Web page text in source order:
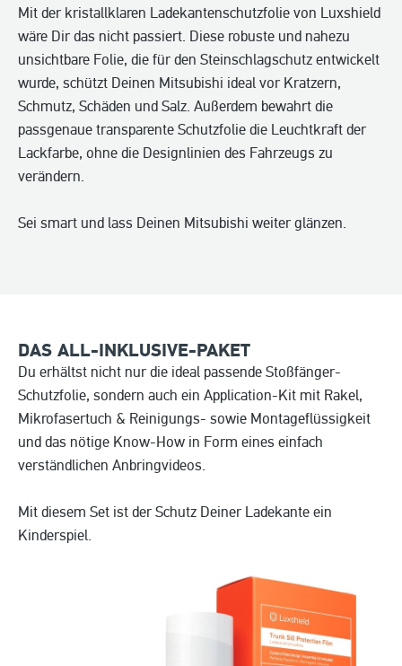
Mit der kristallklaren Ladekantenschutzfolie von Luxshield
wäre Dir das nicht passiert. Diese robuste und nahezu
unsichtbare Folie, die für den Steinschlagschutz entwickelt
wurde, schützt Deinen Mitsubishi ideal vor Kratzern,
Schmutz, Schäden und Salz. Außerdem bewahrt die
passgenaue transparente Schutzfolie die Leuchtkraft der
Lackfarbe, ohne die Designlinien des Fahrzeugs zu
verändern.
Sei smart und lass Deinen Mitsubishi weiter glänzen.
DAS ALL-INKLUSIVE-PAKET
Du erhältst nicht nur die ideal passende Stoßfänger-
Schutzfolie, sondern auch ein Application-Kit mit Rakel,
Mikrofasertuch & Reinigungs- sowie Montageflüssigkeit
und das nötige Know-How in Form eines einfach
verständlichen Anbringvideos.
Mit diesem Set ist der Schutz Deiner Ladekante ein
Kinderspiel.